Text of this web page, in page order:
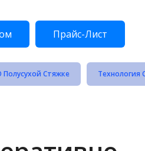
Прайс-Лист
Полусухой Стяжке Технология